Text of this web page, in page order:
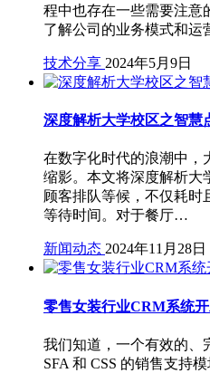
程中也存在一些需要注
了解公司的业务模式和
技术分享 2024年5月9日
深度解析大学校区之智慧
在数字化时代的浪潮中，
缩影。本文将深度解析大
顾客排队等候，不仅耗时
等待时间。对于餐厅…
新闻动态 2024年11月28日
零售女装行业CRM系统
我们知道，一个有效的、
SFA 和 CSS 的销售支持